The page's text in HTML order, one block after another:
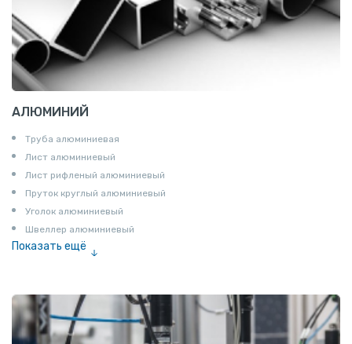
АЛЮМИНИЙ
Труба алюминиевая
Лист алюминиевый
Лист рифленый алюминиевый
Пруток круглый алюминиевый
Уголок алюминиевый
Швеллер алюминиевый
Показать ещё
Шина электротехническая
Алюминиевая плита
Z профиль алюминиевый